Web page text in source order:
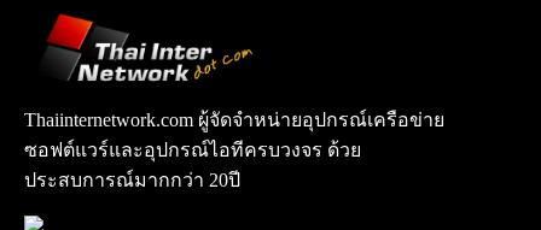
Thaiinternetwork.com ผู้จัดจำหน่ายอุปกรณ์เครือข่าย
ซอฟต์แวร์และอุปกรณ์ไอทีครบวงจร ด้วย
ประสบการณ์มากกว่า 20ปี